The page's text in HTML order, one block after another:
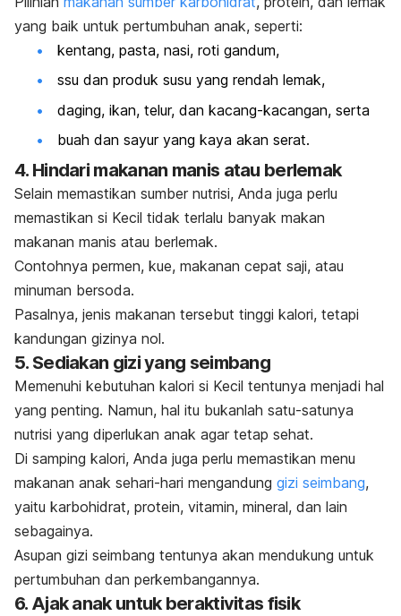
yang baik untuk pertumbuhan anak, seperti:
kentang, pasta, nasi, roti gandum,
ssu dan produk susu yang rendah lemak,
daging, ikan, telur, dan kacang-kacangan, serta
buah dan sayur yang kaya akan serat.
4. Hindari makanan manis atau berlemak
Selain memastikan sumber nutrisi, Anda juga perlu
memastikan si Kecil tidak terlalu banyak makan
makanan manis atau berlemak.
Contohnya permen, kue, makanan cepat saji, atau
minuman bersoda.
Pasalnya, jenis makanan tersebut tinggi kalori, tetapi
kandungan gizinya nol.
5. Sediakan gizi yang seimbang
Memenuhi kebutuhan kalori si Kecil tentunya menjadi hal
yang penting. Namun, hal itu bukanlah satu-satunya
nutrisi yang diperlukan anak agar tetap sehat.
Di samping kalori, Anda juga perlu memastikan menu
makanan anak sehari-hari mengandung gizi seimbang,
yaitu karbohidrat, protein, vitamin, mineral, dan lain
sebagainya.
Asupan gizi seimbang tentunya akan mendukung untuk
pertumbuhan dan perkembangannya.
6. Ajak anak untuk beraktivitas fisik